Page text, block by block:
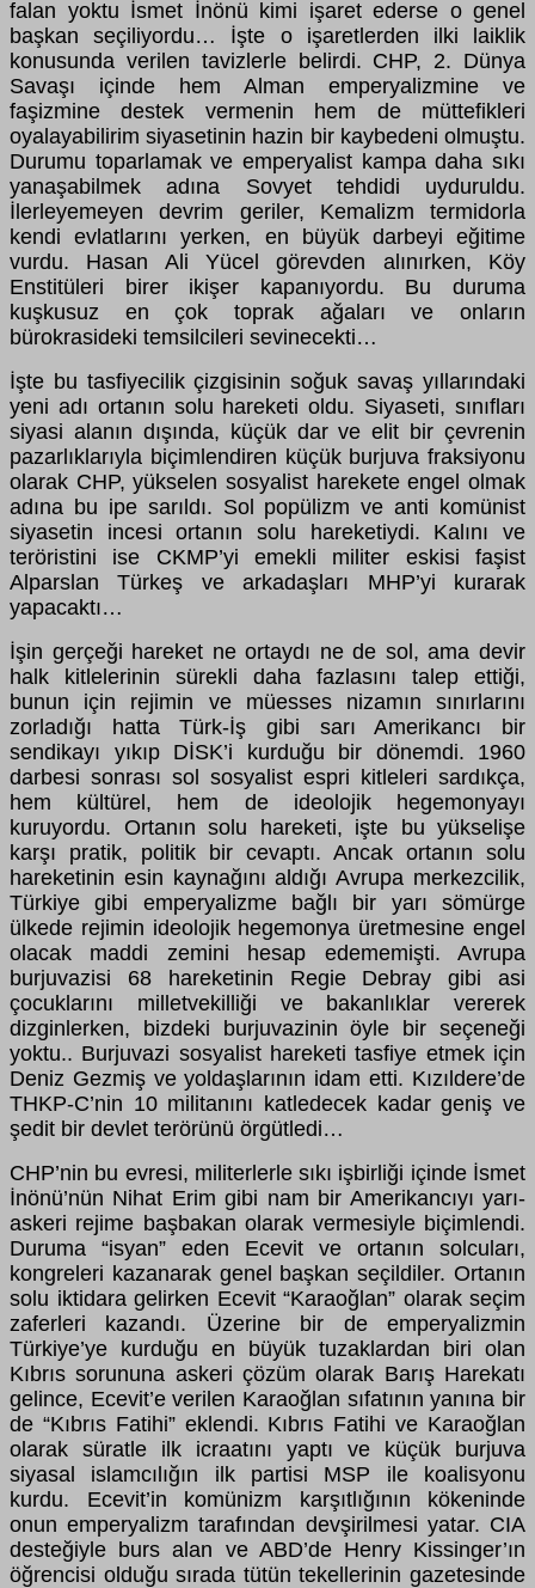
falan yoktu İsmet İnönü kimi işaret ederse o genel
başkan seçiliyordu… İşte o işaretlerden ilki laiklik
konusunda verilen tavizlerle belirdi. CHP, 2. Dünya
Savaşı içinde hem Alman emperyalizmine ve
faşizmine destek vermenin hem de müttefikleri
oyalayabilirim siyasetinin hazin bir kaybedeni olmuştu.
Durumu toparlamak ve emperyalist kampa daha sıkı
yanaşabilmek adına Sovyet tehdidi uyduruldu.
İlerleyemeyen devrim geriler, Kemalizm termidorla
kendi evlatlarını yerken, en büyük darbeyi eğitime
vurdu. Hasan Ali Yücel görevden alınırken, Köy
Enstitüleri birer ikişer kapanıyordu. Bu duruma
kuşkusuz en çok toprak ağaları ve onların
bürokrasideki temsilcileri sevinecekti…
İşte bu tasfiyecilik çizgisinin soğuk savaş yıllarındaki
yeni adı ortanın solu hareketi oldu. Siyaseti, sınıfları
siyasi alanın dışında, küçük dar ve elit bir çevrenin
pazarlıklarıyla biçimlendiren küçük burjuva fraksiyonu
olarak CHP, yükselen sosyalist harekete engel olmak
adına bu ipe sarıldı. Sol popülizm ve anti komünist
siyasetin incesi ortanın solu hareketiydi. Kalını ve
teröristini ise CKMP’yi emekli militer eskisi faşist
Alparslan Türkeş ve arkadaşları MHP’yi kurarak
yapacaktı…
İşin gerçeği hareket ne ortaydı ne de sol, ama devir
halk kitlelerinin sürekli daha fazlasını talep ettiği,
bunun için rejimin ve müesses nizamın sınırlarını
zorladığı hatta Türk-İş gibi sarı Amerikancı bir
sendikayı yıkıp DİSK’i kurduğu bir dönemdi. 1960
darbesi sonrası sol sosyalist espri kitleleri sardıkça,
hem kültürel, hem de ideolojik hegemonyayı
kuruyordu. Ortanın solu hareketi, işte bu yükselişe
karşı pratik, politik bir cevaptı. Ancak ortanın solu
hareketinin esin kaynağını aldığı Avrupa merkezcilik,
Türkiye gibi emperyalizme bağlı bir yarı sömürge
ülkede rejimin ideolojik hegemonya üretmesine engel
olacak maddi zemini hesap edememişti. Avrupa
burjuvazisi 68 hareketinin Regie Debray gibi asi
çocuklarını milletvekilliği ve bakanlıklar vererek
dizginlerken, bizdeki burjuvazinin öyle bir seçeneği
yoktu.. Burjuvazi sosyalist hareketi tasfiye etmek için
Deniz Gezmiş ve yoldaşlarının idam etti. Kızıldere’de
THKP-C’nin 10 militanını katledecek kadar geniş ve
şedit bir devlet terörünü örgütledi…
CHP’nin bu evresi, militerlerle sıkı işbirliği içinde İsmet
İnönü’nün Nihat Erim gibi nam bir Amerikancıyı yarı-
askeri rejime başbakan olarak vermesiyle biçimlendi.
Duruma “isyan” eden Ecevit ve ortanın solcuları,
kongreleri kazanarak genel başkan seçildiler. Ortanın
solu iktidara gelirken Ecevit “Karaoğlan” olarak seçim
zaferleri kazandı. Üzerine bir de emperyalizmin
Türkiye’ye kurduğu en büyük tuzaklardan biri olan
Kıbrıs sorununa askeri çözüm olarak Barış Harekatı
gelince, Ecevit’e verilen Karaoğlan sıfatının yanına bir
de “Kıbrıs Fatihi” eklendi. Kıbrıs Fatihi ve Karaoğlan
olarak süratle ilk icraatını yaptı ve küçük burjuva
siyasal islamcılığın ilk partisi MSP ile koalisyonu
kurdu. Ecevit’in komünizm karşıtlığının kökeninde
onun emperyalizm tarafından devşirilmesi yatar. CIA
desteğiyle burs alan ve ABD’de Henry Kissinger’ın
öğrencisi olduğu sırada tütün tekellerinin gazetesinde